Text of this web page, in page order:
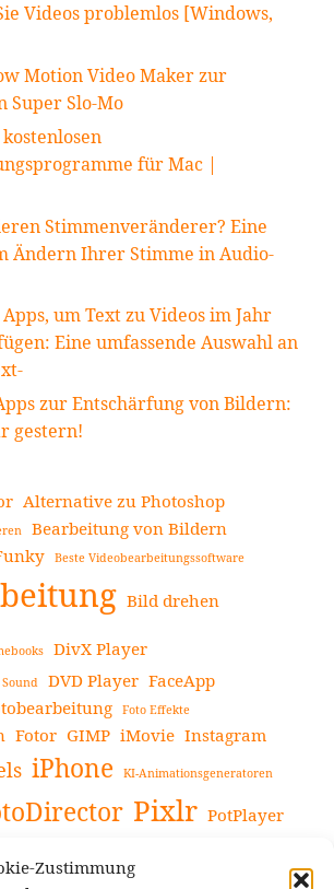
Zustimmung
Videos problemlos [Windows,
Motion Video Maker zur
Super Slo-Mo
für Mac |
Stimmenveränderer? Eine
Ändern Ihrer Stimme in Audio-
um Text zu Videos im Jahr
Eine umfassende Auswahl an
zur Entschärfung von Bildern:
gestern!
Alternative zu Photoshop
Bearbeitung von Bildern
Beste Videobearbeitungssoftware
Bild drehen
DivX Player
DVD Player FaceApp
Foto Effekte
Fotor GIMP iMovie Instagram
iPhone KI-Animationsgeneratoren
Pixlr PotPlayer